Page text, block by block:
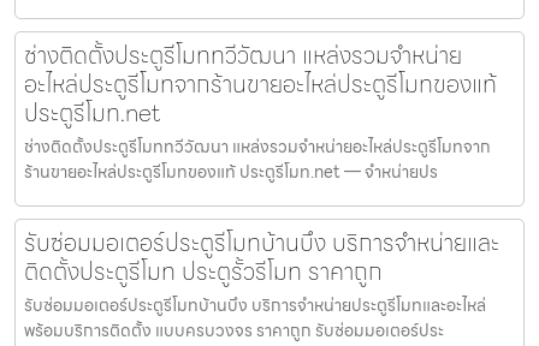
ช่างติดตั้งประตูรีโมททวีวัฒนา แหล่งรวมจำหน่าย
อะไหล่ประตูรีโมทจากร้านขายอะไหล่ประตูรีโมทของแท้
ประตูรีโมท.net
ช่างติดตั้งประตูรีโมททวีวัฒนา แหล่งรวมจำหน่ายอะไหล่ประตูรีโมทจาก
ร้านขายอะไหล่ประตูรีโมทของแท้ ประตูรีโมท.net — จำหน่ายปร
รับซ่อมมอเตอร์ประตูรีโมทบ้านบึง บริการจำหน่ายและ
ติดตั้งประตูรีโมท ประตูรั้วรีโมท ราคาถูก
รับซ่อมมอเตอร์ประตูรีโมทบ้านบึง บริการจำหน่ายประตูรีโมทและอะไหล่
พร้อมบริการติดตั้ง แบบครบวงจร ราคาถูก รับซ่อมมอเตอร์ประ